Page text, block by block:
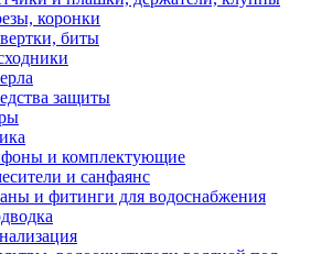
коронки
биты
защиты
и комплектующие
и санфаянс
и фитинги для водоснабжения